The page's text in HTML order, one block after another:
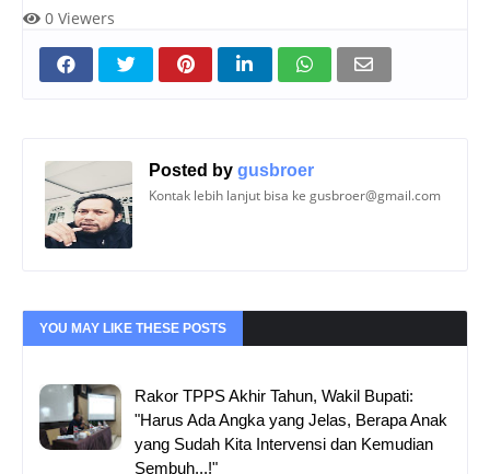
0 Viewers
Posted by gusbroer
Kontak lebih lanjut bisa ke gusbroer@gmail.com
YOU MAY LIKE THESE POSTS
Rakor TPPS Akhir Tahun, Wakil Bupati:
"Harus Ada Angka yang Jelas, Berapa Anak
yang Sudah Kita Intervensi dan Kemudian
Sembuh...!"